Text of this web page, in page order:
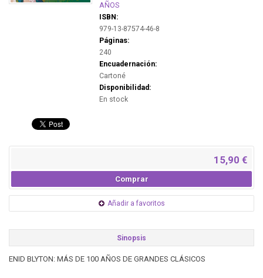
AÑOS
ISBN:
979-13-87574-46-8
Páginas:
240
Encuadernación:
Cartoné
Disponibilidad:
En stock
15,90 €
Comprar
Añadir a favoritos
Sinopsis
ENID BLYTON: MÁS DE 100 AÑOS DE GRANDES CLÁSICOS